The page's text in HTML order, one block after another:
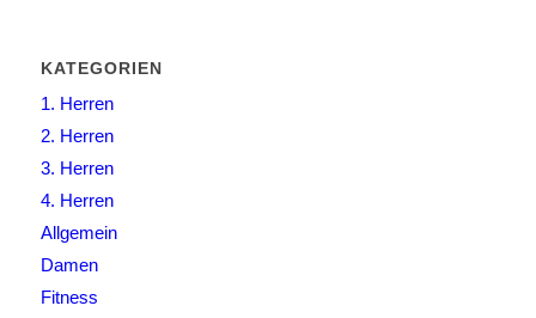
KATEGORIEN
1. Herren
2. Herren
3. Herren
4. Herren
Allgemein
Damen
Fitness